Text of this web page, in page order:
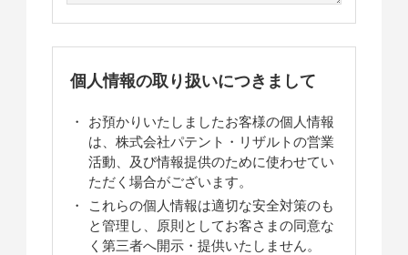
個人情報の取り扱いにつきまして
お預かりいたしましたお客様の個人情報
は、株式会社パテント・リザルトの営業
活動、及び情報提供のために使わせてい
ただく場合がございます。
これらの個人情報は適切な安全対策のも
と管理し、原則としてお客さまの同意な
く第三者へ開示・提供いたしません。